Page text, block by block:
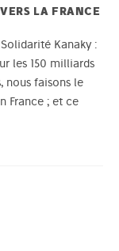
LA FRANCE
Kanaky :
les 150 milliards
nous faisons le
France ; et ce